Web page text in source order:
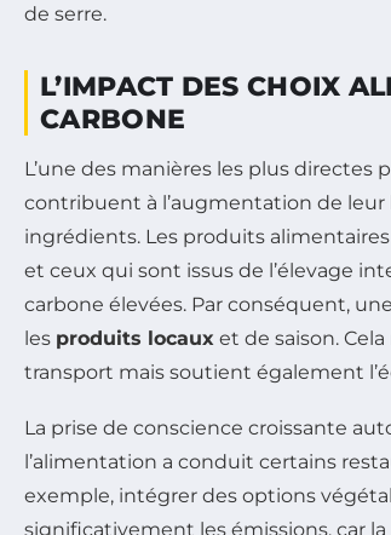
de serre.
L’IMPACT DES CHOIX
CARBONE
L’une des manières les plus directes
contribuent à l’augmentation de leur
ingrédients. Les produits
et ceux qui sont issus de l’élevage
carbone élevées. Par conséquent,
les produits locaux et de saison.
transport mais soutient également
La prise de conscience croissante
l’alimentation a conduit certains
exemple, intégrer des options
significativement les émissions, car